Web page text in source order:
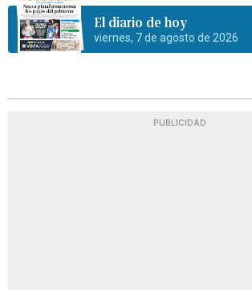
El diario de hoy
viernes, 7 de agosto de 2026
PUBLICIDAD